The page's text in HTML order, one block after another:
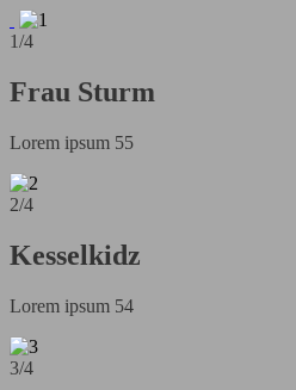
1/4
Frau Sturm
Lorem ipsum 55
2/4
Kesselkidz
Lorem ipsum 54
3/4